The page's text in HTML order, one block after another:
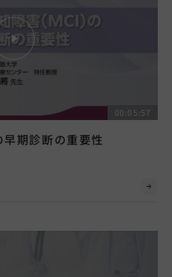
00:05:57
期診断の重要性